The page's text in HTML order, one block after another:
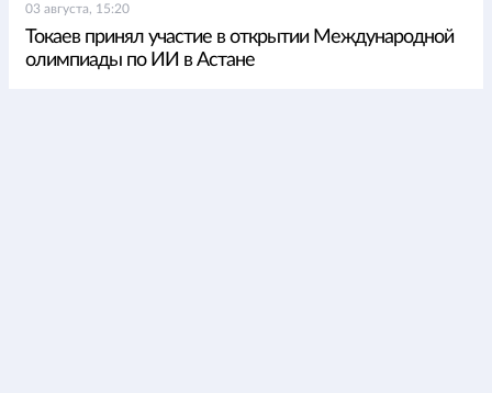
03 августа, 15:20
Токаев принял участие в открытии Международной
олимпиады по ИИ в Астане